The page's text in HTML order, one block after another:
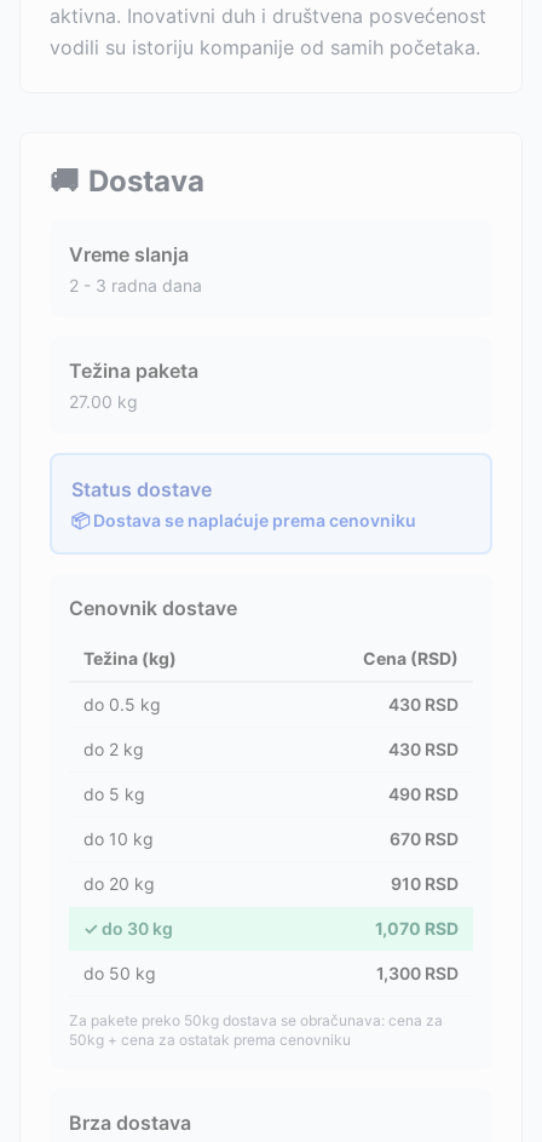
aktivna. Inovativni duh i društvena posvećenost
vodili su istoriju kompanije od samih početaka.
🚚 Dostava
Vreme slanja
2 - 3 radna dana
Težina paketa
27.00 kg
Status dostave
📦 Dostava se naplaćuje prema cenovniku
Cenovnik dostave
Težina (kg) Cena (RSD)
do 0.5 kg 430 RSD
do 2 kg 430 RSD
do 5 kg 490 RSD
do 10 kg 670 RSD
do 20 kg 910 RSD
✓ do 30 kg 1,070 RSD
do 50 kg 1,300 RSD
Za pakete preko 50kg dostava se obračunava: cena za
50kg + cena za ostatak prema cenovniku
Brza dostava